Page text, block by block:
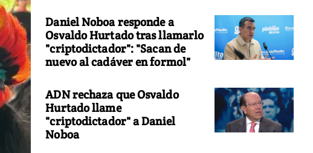
Daniel Noboa responde a
Osvaldo Hurtado tras llamarlo
"criptodictador": "Sacan de
nuevo al cadáver en formol"
ADN rechaza que Osvaldo
Hurtado llame
"criptodictador" a Daniel
Noboa